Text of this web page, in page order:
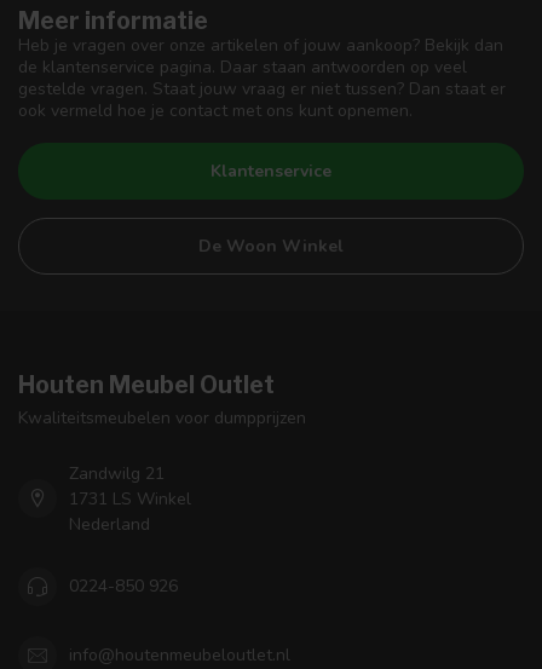
Meer informatie
Heb je vragen over onze artikelen of jouw aankoop? Bekijk dan
de klantenservice pagina. Daar staan antwoorden op veel
gestelde vragen. Staat jouw vraag er niet tussen? Dan staat er
ook vermeld hoe je contact met ons kunt opnemen.
Klantenservice
De Woon Winkel
Houten Meubel Outlet
Kwaliteitsmeubelen voor dumpprijzen
Zandwilg 21
1731 LS Winkel
Nederland
0224-850 926
info@houtenmeubeloutlet.nl